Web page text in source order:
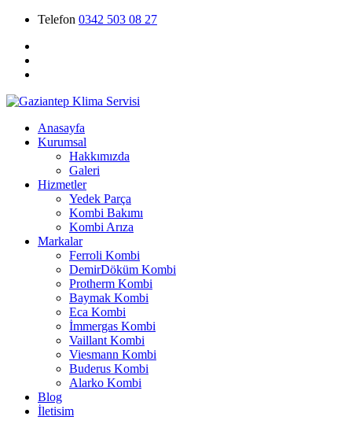
Telefon 0342 503 08 27
Anasayfa
Kurumsal
Hakkımızda
Galeri
Hizmetler
Yedek Parça
Kombi Bakımı
Kombi Arıza
Markalar
Ferroli Kombi
DemirDöküm Kombi
Protherm Kombi
Baymak Kombi
Eca Kombi
İmmergas Kombi
Vaillant Kombi
Viesmann Kombi
Buderus Kombi
Alarko Kombi
Blog
İletisim